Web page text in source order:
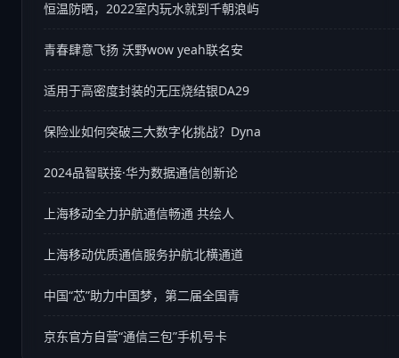
恒温防晒，2022室内玩水就到千朝浪屿
青春肆意飞扬 沃野wow yeah联名安
适用于高密度封装的无压烧结银DA29
保险业如何突破三大数字化挑战？Dyna
2024品智联接·华为数据通信创新论
上海移动全力护航通信畅通 共绘人
上海移动优质通信服务护航北横通道
中国“芯”助力中国梦，第二届全国青
京东官方自营“通信三包”手机号卡